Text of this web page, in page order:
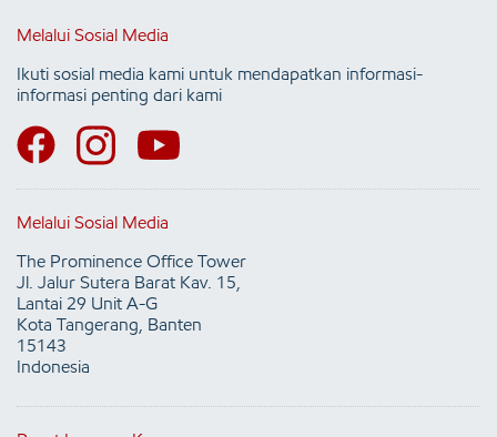
Melalui Sosial Media
Ikuti sosial media kami untuk mendapatkan informasi-
informasi penting dari kami
Melalui Sosial Media
The Prominence Office Tower
Jl. Jalur Sutera Barat Kav. 15,
Lantai 29 Unit A-G
Kota Tangerang, Banten
15143
Indonesia